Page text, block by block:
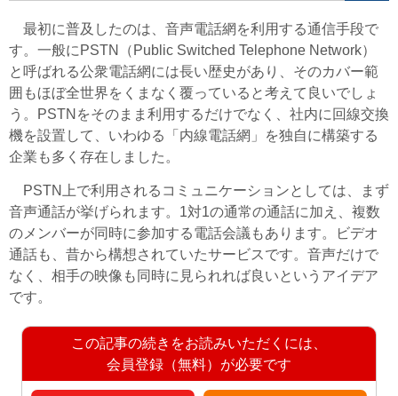
最初に普及したのは、音声電話網を利用する通信手段で
す。一般にPSTN（Public Switched Telephone Network）
と呼ばれる公衆電話網には長い歴史があり、そのカバー範
囲もほぼ全世界をくまなく覆っていると考えて良いでしょ
う。PSTNをそのまま利用するだけでなく、社内に回線交換
機を設置して、いわゆる「内線電話網」を独自に構築する
企業も多く存在しました。
PSTN上で利用されるコミュニケーションとしては、まず
音声通話が挙げられます。1対1の通常の通話に加え、複数
のメンバーが同時に参加する電話会議もあります。ビデオ
通話も、昔から構想されていたサービスです。音声だけで
なく、相手の映像も同時に見られれば良いというアイデア
です。
この記事の続きをお読みいただくには、
会員登録（無料）が必要です